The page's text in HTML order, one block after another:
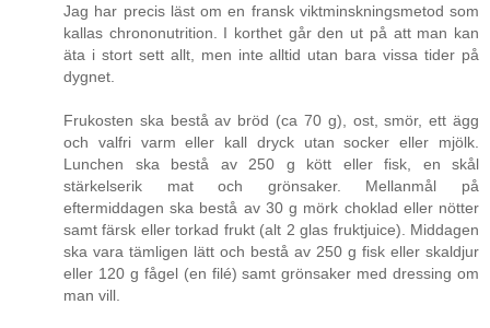
Jag har precis läst om en fransk viktminskningsmetod som
kallas chrononutrition. I korthet går den ut på att man kan
äta i stort sett allt, men inte alltid utan bara vissa tider på
dygnet.
Frukosten ska bestå av bröd (ca 70 g), ost, smör, ett ägg
och valfri varm eller kall dryck utan socker eller mjölk.
Lunchen ska bestå av 250 g kött eller fisk, en skål
stärkelserik mat och grönsaker. Mellanmål på
eftermiddagen ska bestå av 30 g mörk choklad eller nötter
samt färsk eller torkad frukt (alt 2 glas fruktjuice). Middagen
ska vara tämligen lätt och bestå av 250 g fisk eller skaldjur
eller 120 g fågel (en filé) samt grönsaker med dressing om
man vill.